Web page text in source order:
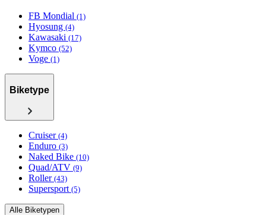
FB Mondial (1)
Hyosung (4)
Kawasaki (17)
Kymco (52)
Voge (1)
Biketype
Cruiser (4)
Enduro (3)
Naked Bike (10)
Quad/ATV (9)
Roller (43)
Supersport (5)
Alle Biketypen